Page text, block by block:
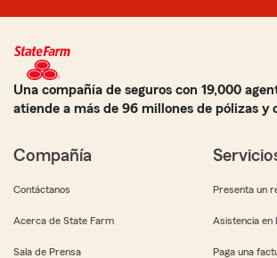
Una compañía de seguros con 19,000
atiende a más de 96 millones de pólizas y
Compañía
Contáctanos
Acerca de State Farm
Sala de Prensa
Presenta un
Asistencia en
Paga una